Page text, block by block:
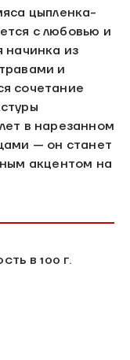
цыпленка-
с любовью и
начинка из
и
сочетание
в нарезанном
— он станет
акцентом на
В 100 Г.